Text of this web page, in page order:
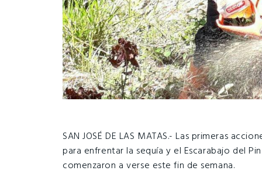
SAN JOSÉ DE LAS MATAS.- Las primeras
para enfrentar la sequía y el Escarabajo del
comenzaron a verse este fin de semana.